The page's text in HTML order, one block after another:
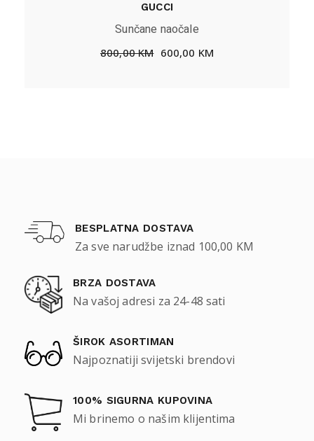
GUCCI
Sunčane naočale
800,00KM 600,00 KM
BESPLATNA DOSTAVA
Za sve narudžbe iznad 100,00 KM
BRZA DOSTAVA
Na vašoj adresi za 24-48 sati
ŠIROK ASORTIMAN
Najpoznatiji svijetski brendovi
100% SIGURNA KUPOVINA
Mi brinemo o našim klijentima